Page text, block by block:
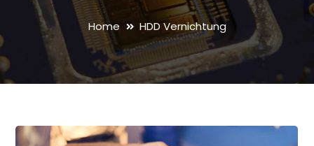
Home HDD Vernichtung